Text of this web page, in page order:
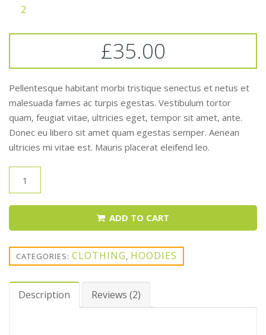
Rated
out of 5
customer
2
£35.00
Pellentesque habitant morbi tristique senectus et netus et
malesuada fames ac turpis egestas. Vestibulum tortor
quam, feugiat vitae, ultricies eget, tempor sit amet, ante.
Donec eu libero sit amet quam egestas semper. Aenean
ultricies mi vitae est. Mauris placerat eleifend leo.
ADD TO CART
CATEGORIES: CLOTHING, HOODIES
Description Reviews (2)